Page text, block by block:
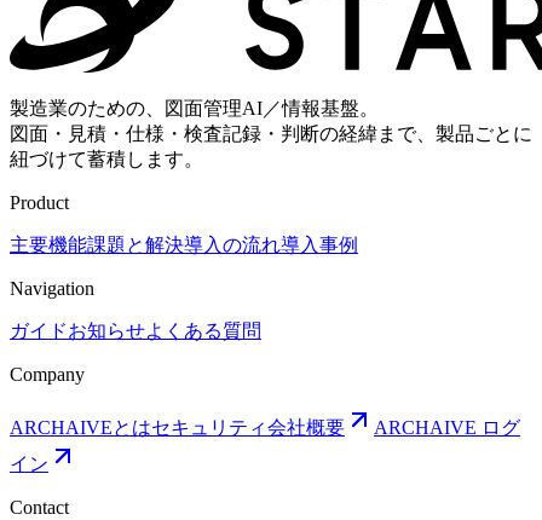
製造業のための、図面管理AI／情報基盤。
図面・見積・仕様・検査記録・判断の経緯まで、製品ごとに
紐づけて蓄積します。
Product
主要機能課題と解決導入の流れ導入事例
Navigation
ガイドお知らせよくある質問
Company
ARCHAIVEとはセキュリティ会社概要
ARCHAIVE ログ
イン
Contact